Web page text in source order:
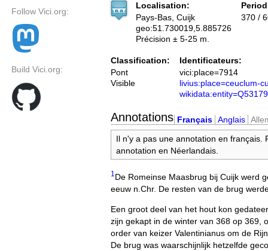
Follow Vici.org:
Build Vici.org:
Localisation:
Pays-Bas, Cuijk
geo:51.730019,5.885726
Précision ± 5-25 m.
370 /
Classification:
Pont
Visible
Identificateurs:
vici:place=7914
livius:place=ceuclum-
Annotations Français Anglais
Il n'y a pas une annotation en français.
annotation en Néerlandais.
1De Romeinse Maasbrug bij Cuijk werd
eeuw n.Chr. De resten van de brug
Een groot deel van het hout kon
zijn gekapt in de winter van 368 op 369,
order van keizer Valentinianus om de
De brug was waarschijnlijk hetzelfde